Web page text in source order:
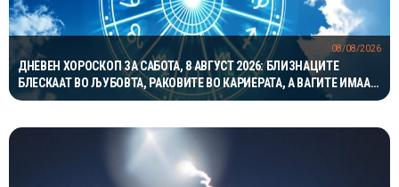
ДНЕВЕН ХОРОСКОП ЗА САБОТА, 8 АВГУСТ 2026: БЛИЗНАЦИТЕ
БЛЕСКААТ ВО ЉУБОВТА, РАКОВИТЕ ВО КАРИЕРАТА, А ВАГИТЕ ИМААТ
ОДЛИЧЕН ДЕН ЗА ХАРМОНИЈА
08/08/2026